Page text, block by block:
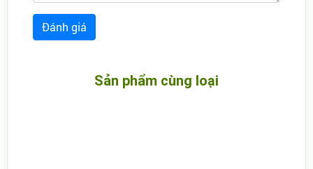
Sản phẩm cùng loại